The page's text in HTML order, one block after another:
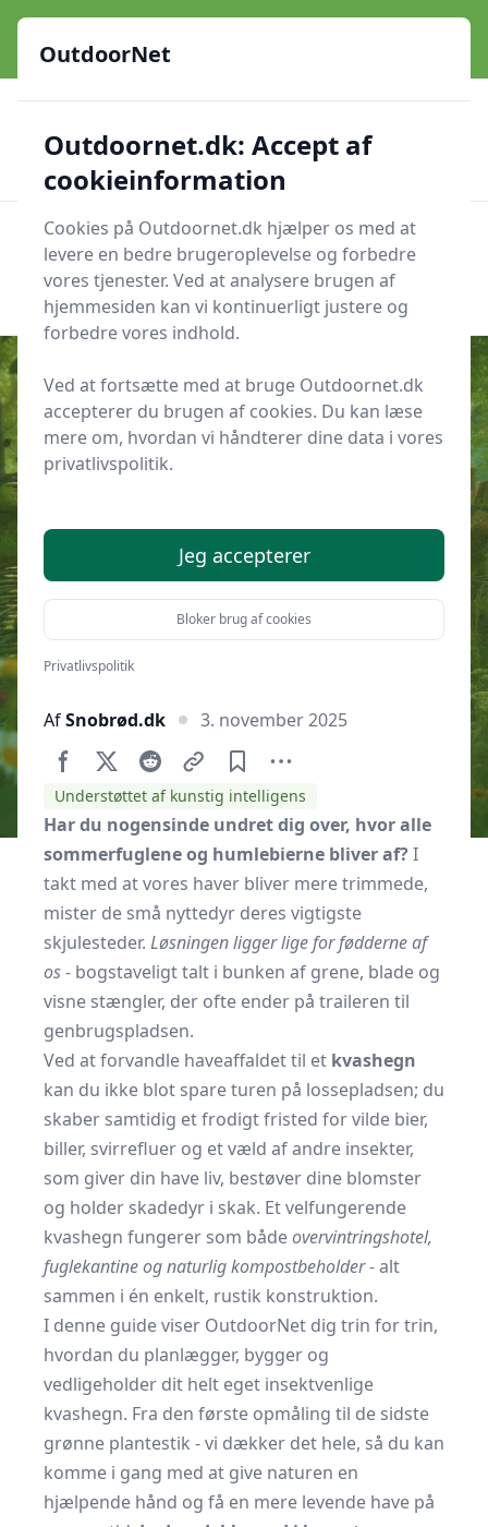
OutdoorNet - Inspiration, guides og grej til livet under åben
himmel
23 produktyper 🔐Sikker nethandel
Verificerede webshops
OutdoorNet
Søg nu
Søg nu
Udgivet iHaven
Sådan bygger du et insektvenligt
AfSnobrød.dk 3. november 2025
Understøttet af kunstig intelligens
Har du nogensinde undret dig over, hvor alle
sommerfuglene og humlebierne bliver af?I
takt med at vores haver bliver mere trimmede,
mister de små nyttedyr deres vigtigste
skjulesteder. Løsningen ligger lige for fødderne af
os- bogstaveligt talt i bunken af grene, blade og
visne stængler, der ofte ender på traileren til
genbrugspladsen.
Ved at forvandle haveaffaldet til et kvashegn
kan du ikke blot spare turen på lossepladsen; du
skaber samtidig et frodigt fristed for vilde bier,
biller, svirrefluer og et væld af andre insekter,
som giver din have liv, bestøver dine blomster
og holder skadedyr i skak. Et velfungerende
kvashegn fungerer som bådeovervintringshotel,
fuglekantine og naturlig kompostbeholder- alt
sammen i én enkelt, rustik konstruktion.
I denne guide viser OutdoorNet dig trin for trin,
hvordan du planlægger, bygger og
vedligeholder dit helt eget insektvenlige
kvashegn. Fra den første opmåling til de sidste
grønne plantestik - vi dækker det hele, så du kan
komme i gang med at give naturen en
hjælpende hånd og få en mere levende have på
OutdoorNet
Outdoornet.dk: Accept af
cookieinformation
Cookies på Outdoornet.dk hjælper os med at
levere en bedre brugeroplevelse og forbedre
vores tjenester. Ved at analysere brugen af
hjemmesiden kan vi kontinuerligt justere og
forbedre vores indhold.
Ved at fortsætte med at bruge Outdoornet.dk
accepterer du brugen af cookies. Du kan læse
mere om, hvordan vi håndterer dine data i vores
privatlivspolitik.
Jeg accepterer
Bloker brug af cookies
Privatlivspolitik